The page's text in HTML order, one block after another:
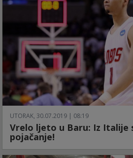
UTORAK, 30.07.2019 | 08:19
Vrelo ljeto u Baru: Iz Italije
pojačanje!